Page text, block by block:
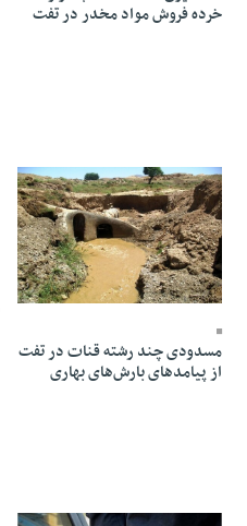
خرده فروش مواد مخدر در تفت
16 Ordibehesht 1403 - 21:51
مسدودی چند رشته قنات در تفت
از پیامد‌های بارش‌های بهاری